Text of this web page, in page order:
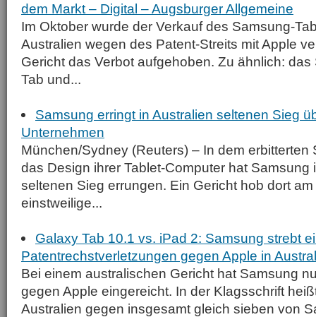
dem Markt – Digital – Augsburger Allgemeine
Im Oktober wurde der Verkauf des Samsung-
Australien wegen des Patent-Streits mit Apple
Gericht das Verbot aufgehoben. Zu ähnlich:
Tab und...
Samsung erringt in Australien seltenen Sieg
Unternehmen
München/Sydney (Reuters) – In dem erbitterten
das Design ihrer Tablet-Computer hat Samsung
seltenen Sieg errungen. Ein Gericht hob dort
einstweilige...
Galaxy Tab 10.1 vs. iPad 2: Samsung strebt
Patentrechstverletzungen gegen Apple in
Bei einem australischen Gericht hat Samsung
gegen Apple eingereicht. In der Klagsschrift
Australien gegen insgesamt gleich sieben von